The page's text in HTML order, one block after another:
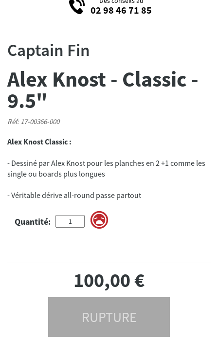
02 98 46 71 85
Captain Fin
Alex Knost - Classic -
9.5"
Réf: 17-00366-000
Alex Knost Classic :
- Dessiné par Alex Knost pour les planches en 2 +1 comme les
- Véritable dérive all-round passe partout
Quantité:
100,00€
RUPTURE